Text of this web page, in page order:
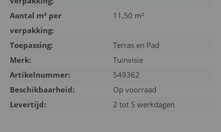
Aantal m² per
verpakking:
11,50 m²
Toepassing:
Terras en Pad
Merk:
Tuinvisie
Artikelnummer:
549362
Beschikbaarheid:
Op voorraad
Levertijd:
2 tot 5 werkdagen